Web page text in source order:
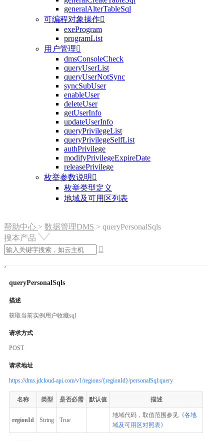
generalAlterTableSql
可编程对象操作
exeProgram
programList
用户管理
dmsConsoleCheck
queryUserList
queryUserNotSync
syncSubUser
enableUser
deleteUser
getUserInfo
updateUserInfo
queryPrivilegeList
queryPrivilegeSelfList
authPrivilege
modifyPrivilegeExpireDate
releasePrivilege
枚举参数说明 
枚举类型定义
地域及可用区列表
帮助中心 > 数据管理DMS > queryPersonalSqls
搜本产品

queryPersonalSqls
描述
获取当前实例用户收藏sql
请求方式
POST
请求地址
https://dms.jdcloud-api.com/v1/regions/{regionId}/personalSql:query
名称 类型 是否必需 默认值 描述
regionId String True
地域代码，取值范围参见 《各地
域及可用区对照表》